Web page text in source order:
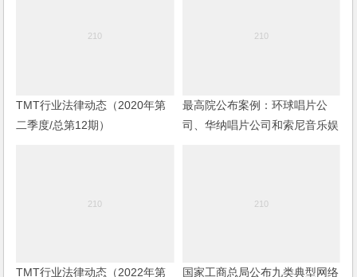
TMT行业法律动态（2020年第
二季度/总第12期）
最高院公布案例：环球唱片公
司、华纳唱片公司和索尼音乐娱
TMT行业法律动态（2022年第 国家工商总局公布九类典型网络